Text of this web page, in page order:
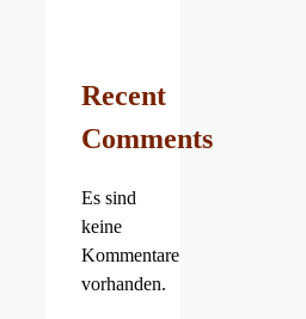
Recent
Comments
Es sind
keine
Kommentare
vorhanden.